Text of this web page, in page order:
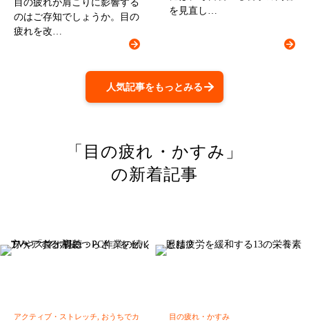
目の疲れが肩こりに影響する
のはご存知でしょうか。目の
疲れを改…
を見直し…
人気記事をもっとみる
「目の疲れ・かすみ」
の新着記事
アクティブ・ストレッチ, おうちでカ
目の疲れ・かすみ